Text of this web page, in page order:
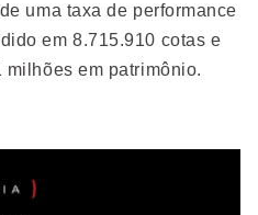
uma taxa de performance
em 8.715.910 cotas e
em patrimônio.